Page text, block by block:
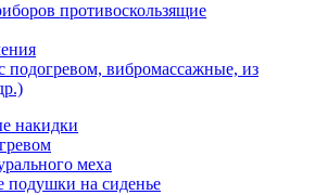
противоскользящие
подогревом, вибромассажные, из
накидки
меха
подушки на сиденье